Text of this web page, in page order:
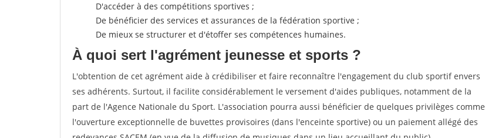
D'accéder à des compétitions sportives ;
De bénéficier des services et assurances de la fédération sportive ;
De mieux se structurer et d'étoffer ses compétences humaines.
À quoi sert l'agrément jeunesse et sports ?
L'obtention de cet agrément aide à crédibiliser et faire reconnaître l'engagement du club sportif envers
ses adhérents. Surtout, il facilite considérablement le versement d'aides publiques, notamment de la
part de l'Agence Nationale du Sport. L'association pourra aussi bénéficier de quelques privilèges comme
l'ouverture exceptionnelle de buvettes provisoires (dans l'enceinte sportive) ou un paiement allégé des